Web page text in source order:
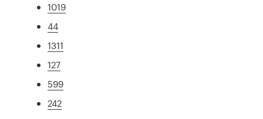
1019
44
1311
127
599
242